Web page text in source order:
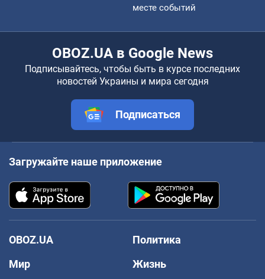
месте событий
OBOZ.UA в Google News
Подписывайтесь, чтобы быть в курсе последних
новостей Украины и мира сегодня
Подписаться
Загружайте наше приложение
OBOZ.UA
Политика
Мир
Жизнь